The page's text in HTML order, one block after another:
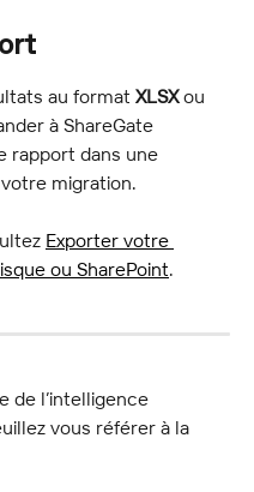
au format XLSX ou
à ShareGate
rapport dans une
migration.
Exporter votre
ou SharePoint.
de l’intelligence
vous référer à la